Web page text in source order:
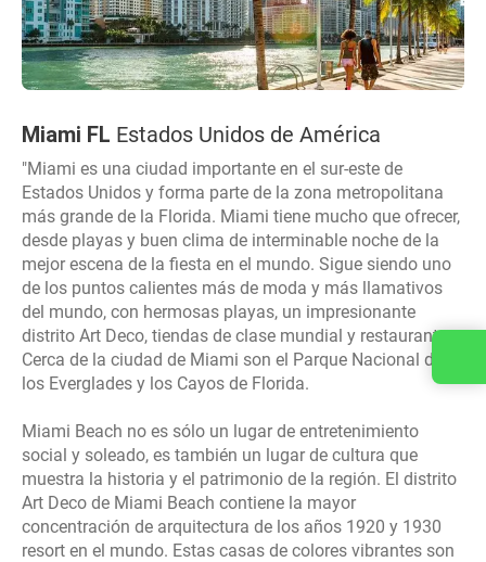
Miami FL Estados Unidos de América
"Miami es una ciudad importante en el sur-este de
Estados Unidos y forma parte de la zona metropolitana
más grande de la Florida. Miami tiene mucho que ofrecer,
desde playas y buen clima de interminable noche de la
mejor escena de la fiesta en el mundo. Sigue siendo uno
de los puntos calientes más de moda y más llamativos
del mundo, con hermosas playas, un impresionante
distrito Art Deco, tiendas de clase mundial y restaurantes.
Cerca de la ciudad de Miami son el Parque Nacional de
los Everglades y los Cayos de Florida.
Miami Beach no es sólo un lugar de entretenimiento
social y soleado, es también un lugar de cultura que
muestra la historia y el patrimonio de la región. El distrito
Art Deco de Miami Beach contiene la mayor
concentración de arquitectura de los años 1920 y 1930
resort en el mundo. Estas casas de colores vibrantes son
Contacta con nosotros